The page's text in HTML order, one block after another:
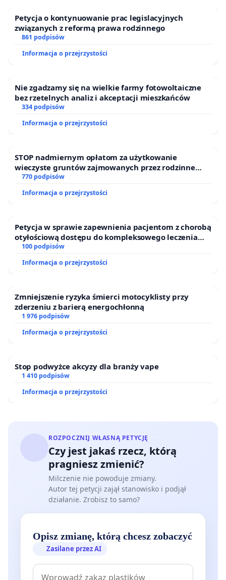
Petycja o kontynuowanie prac legislacyjnych
związanych z reformą prawa rodzinnego
861 podpisów
Informacja o przejrzystości
Nie zgadzamy się na wielkie farmy fotowoltaiczne
bez rzetelnych analiz i akceptacji mieszkańców
334 podpisów
Informacja o przejrzystości
STOP nadmiernym opłatom za użytkowanie
wieczyste gruntów zajmowanych przez rodzinne
ogrody działkowe.
770 podpisów
Informacja o przejrzystości
Petycja w sprawie zapewnienia pacjentom z chorobą
otyłościową dostępu do kompleksowego leczenia
oraz programów profilaktycznych.
100 podpisów
Informacja o przejrzystości
Zmniejszenie ryzyka śmierci motocyklisty przy
zderzeniu z barierą energochłonną
1 976 podpisów
Informacja o przejrzystości
Stop podwyżce akcyzy dla branży vape
1 410 podpisów
Informacja o przejrzystości
ROZPOCZNIJ WŁASNĄ PETYCJĘ
Czy jest jakaś rzecz, którą
pragniesz zmienić?
Milczenie nie powoduje zmiany.
Autor tej petycji zajął stanowisko i podjął
działanie. Zrobisz to samo?
Opisz zmianę, którą chcesz zobaczyć
Zasilane przez AI